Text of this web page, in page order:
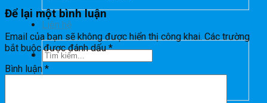
Liên hệ
Tìm
Để lại một bình luận
Email của bạn sẽ không được hiển thị công khai. Các trường
bắt buộc được đánh dấu*
Bình luận *